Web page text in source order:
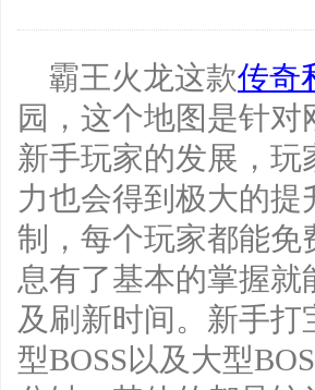
霸王火龙这款传奇
园，这个地图是针
新手玩家的发展，
力也会得到极大的
制，每个玩家都能免
息有了基本的掌握
及刷新时间。新手打
型BOSS以及大型